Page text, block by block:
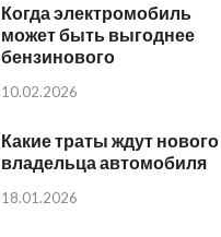
Когда электромобиль
может быть выгоднее
бензинового
10.02.2026
Какие траты ждут нового
владельца автомобиля
18.01.2026